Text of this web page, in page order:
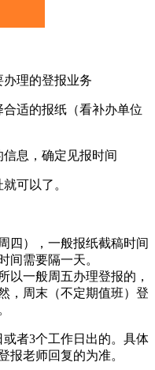
理的登报业务
适的报纸（看补办单位
息，确定见报时间
可以了。
四），一般报纸截稿时间
间需要隔一天。
以一般周五办理登报的，
，周末（不定期值班）登
者3个工作日出的。具体
报老师回复的为准。